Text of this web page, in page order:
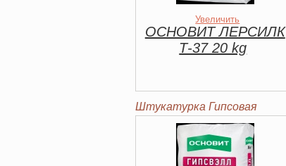
Увеличить
ОСНОВИТ ЛЕРСИЛК
Т-37 20 kg
Штукатурка Гипсовая